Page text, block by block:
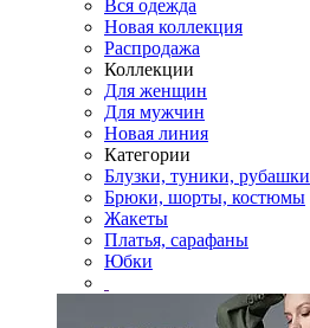
Вся одежда
Новая коллекция
Распродажа
Коллекции
Для женщин
Для мужчин
Новая линия
Категории
Блузки, туники, рубашки
Брюки, шорты, костюмы
Жакеты
Платья, сарафаны
Юбки